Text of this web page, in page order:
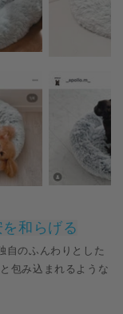
和らげる
のふんわりとした
包み込まれるような